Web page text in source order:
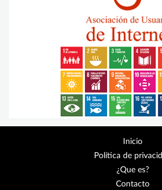
Inicio
Política de
¿Que es?
Contacto